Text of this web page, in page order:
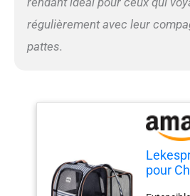
l'hôpital
comme
dans la
pour les
moyenne
chats, les
régulièrement avec leur
pattes.
pour